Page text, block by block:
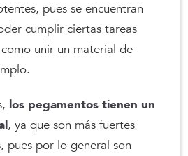
pues se encuentran
cumplir ciertas tareas
unir un material de
los pegamentos tienen un
, ya que son más fuertes
pues por lo general son